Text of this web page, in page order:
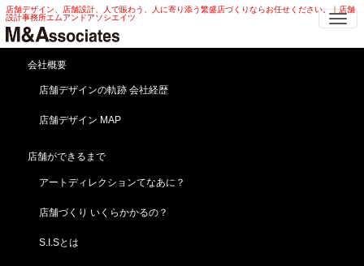
店舗デザイン、店舗設計、人で賑わう、人に寄り添う繁盛店づくりならお任せください。｜店舗
設計事務所エムアンドアソシエイツ
会社概要
店舗デザインの軌跡 会社経歴
店舗デザイン MAP
店舗ができるまで
アートディレクションてなあに？
店舗づくり いくらかかるの？
S.I.Sとは
飲食
私の誕生日に高校の同級生と世界の銀座でお祝い
を・・・！！！
2026/05/23 土曜日 私どもで手掛けさせて頂いた